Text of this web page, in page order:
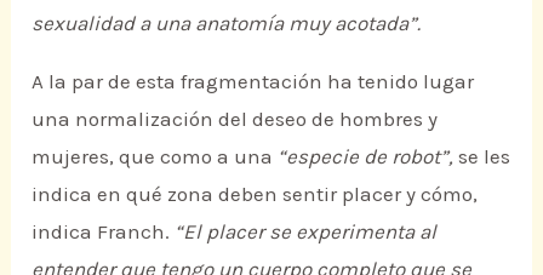
sexualidad a una anatomía muy acotada”.
A la par de esta fragmentación ha tenido lugar
una normalización del deseo de hombres y
mujeres, que como a una “especie de robot”, se les
indica en qué zona deben sentir placer y cómo,
indica Franch. “El placer se experimenta al
entender que tengo un cuerpo completo que se